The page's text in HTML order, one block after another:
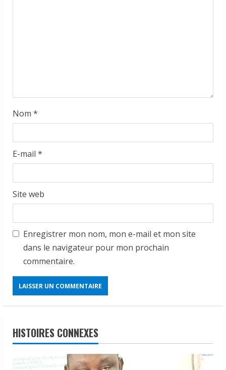
Nom *
E-mail *
Site web
Enregistrer mon nom, mon e-mail et mon site
dans le navigateur pour mon prochain
commentaire.
HISTOIRES CONNEXES